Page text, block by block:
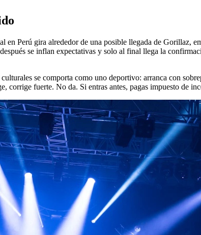
en Perú gira alrededor de una posible llegada de Gorillaz,
se inflan expectativas y solo al final llega la
se comporta como uno deportivo: arranca con
corrige fuerte. No da. Si entras antes, pagas impuesto de